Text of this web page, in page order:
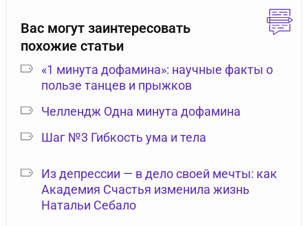
Вас могут заинтересовать
похожие статьи
«1 минута дофамина»: научные факты о
пользе танцев и прыжков
Челлендж Одна минута дофамина
Шаг №3 Гибкость ума и тела
Из депрессии — в дело своей мечты: как
Академия Счастья изменила жизнь
Натальи Себало